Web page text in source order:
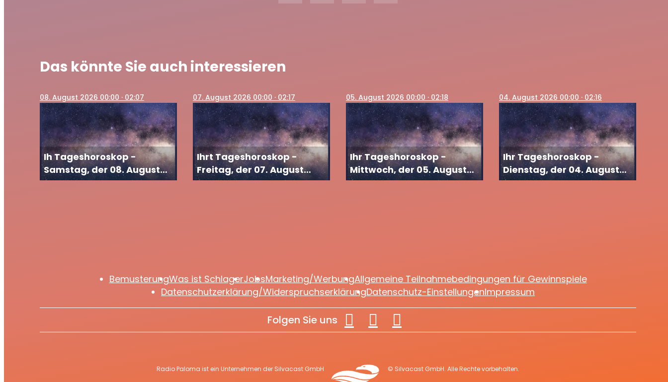
Das könnte Sie auch interessieren
08. August 2026 00:00 · 02:07
Ih Tageshoroskop -
Samstag, der 08. August
2026
07. August 2026 00:00 · 02:17
Ihrt Tageshoroskop -
Freitag, der 07. August
2026
05. August 2026 00:00 · 02:18
Ihr Tageshoroskop -
Mittwoch, der 05. August
2026
04. August 2026 00:00 · 02:16
Ihr Tageshoroskop -
Dienstag, der 04. August
2026
BemusterungWas ist SchlagerJobsMarketing/WerbungAllgemeine Teilnahmebedingungen für Gewinnspiele
Datenschutzerklärung/WiderspruchserklärungDatenschutz-EinstellungenImpressum
Folgen Sie uns
Radio Paloma ist ein Unternehmen der Silvacast GmbH © Silvacast GmbH. Alle Rechte vorbehalten.